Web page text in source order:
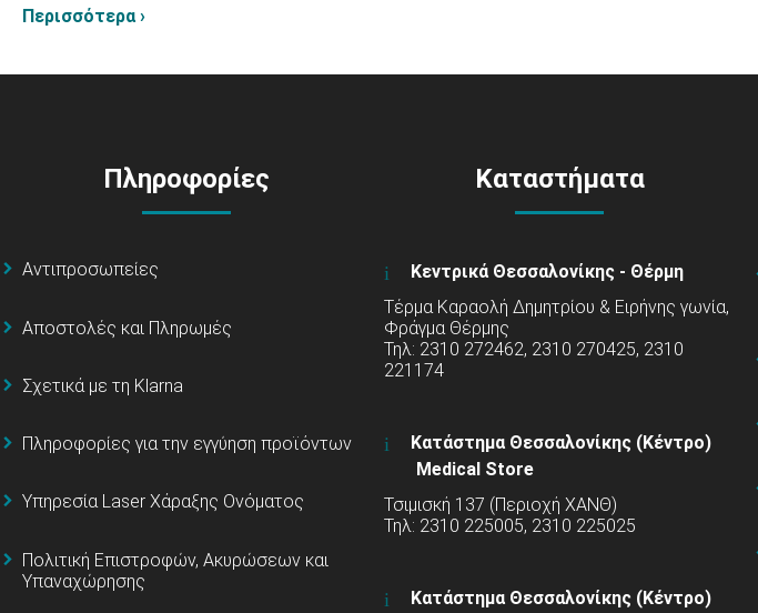
Περισσότερα ›
Πληροφορίες
Αντιπροσωπείες
Αποστολές και Πληρωμές
Σχετικά με τη Klarna
Πληροφορίες για την εγγύηση προϊόντων
Υπηρεσία Laser Χάραξης Ονόματος
Πολιτική Επιστροφών, Ακυρώσεων και
Υπαναχώρησης
Καταστήματα
Κεντρικά Θεσσαλονίκης - Θέρμη
Τέρμα Καραολή Δημητρίου & Ειρήνης γωνία,
Φράγμα Θέρμης
Τηλ: 2310 272462, 2310 270425, 2310
221174
Κατάστημα Θεσσαλονίκης (Κέντρο)
Medical Store
Τσιμισκή 137 (Περιοχή ΧΑΝΘ)
Τηλ: 2310 225005, 2310 225025
Κατάστημα Θεσσαλονίκης (Κέντρο)